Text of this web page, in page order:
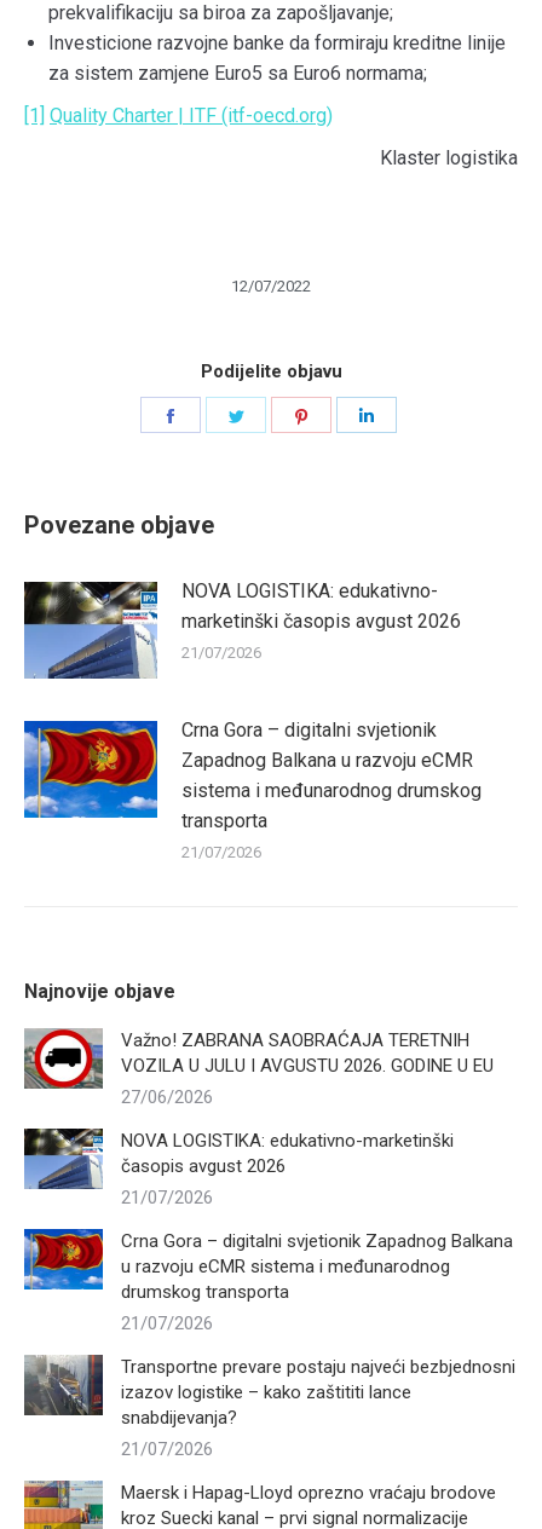
prekvalifikaciju sa biroa za zapošljavanje;
Investicione razvojne banke da formiraju kreditne linije
za sistem zamjene Euro5 sa Euro6 normama;
[1] Quality Charter | ITF (itf-oecd.org)
Klaster logistika
12/07/2022
Podijelite objavu
Povezane objave
NOVA LOGISTIKA: edukativno-
marketinški časopis avgust 2026
21/07/2026
Crna Gora – digitalni svjetionik
Zapadnog Balkana u razvoju eCMR
sistema i međunarodnog drumskog
transporta
21/07/2026
Najnovije objave
Važno! ZABRANA SAOBRAĆAJA TERETNIH
VOZILA U JULU I AVGUSTU 2026. GODINE U EU
27/06/2026
NOVA LOGISTIKA: edukativno-marketinški
časopis avgust 2026
21/07/2026
Crna Gora – digitalni svjetionik Zapadnog Balkana
u razvoju eCMR sistema i međunarodnog
drumskog transporta
21/07/2026
Transportne prevare postaju najveći bezbjednosni
izazov logistike – kako zaštititi lance
snabdijevanja?
21/07/2026
Maersk i Hapag-Lloyd oprezno vraćaju brodove
kroz Suecki kanal – prvi signal normalizacije